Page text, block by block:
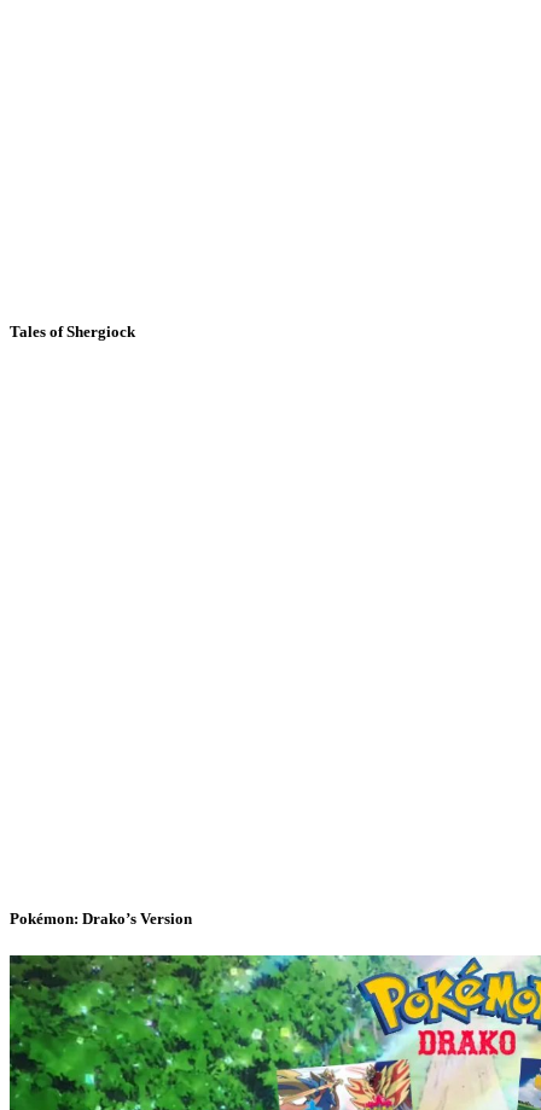
Tales of Shergiock
Pokémon: Drako’s Version